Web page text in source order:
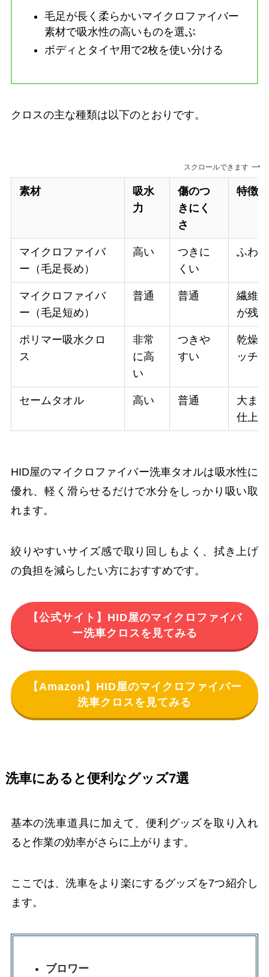
毛足が長く柔らかいマイクロファイバー
素材で吸水性の高いものを選ぶ
ボディとタイヤ用で2枚を使い分ける
クロスの主な種類は以下のとおりです。
スクロールできます
素材
吸水
力
傷のつ
きにく
さ
特徴
マイクロファイバ
ー（毛足長め）
高い
つきに
くい
ふわ
マイクロファイバ
ー（毛足短め）
普通 普通
繊維
が残
ポリマー吸水クロ
ス
非常
に高
い
つきや
すい
乾燥
ッチ
セームタオル 高い 普通
大ま
仕上
HID屋のマイクロファイバー洗車タオルは吸水性に
優れ、軽く滑らせるだけで水分をしっかり吸い取
れます。
絞りやすいサイズ感で取り回しもよく、拭き上げ
の負担を減らしたい方におすすめです。
【公式サイト】HID屋のマイクロファイバ
ー洗車クロスを見てみる
【Amazon】HID屋のマイクロファイバー
洗車クロスを見てみる
洗車にあると便利なグッズ7選
基本の洗車道具に加えて、便利グッズを取り入れ
ると作業の効率がさらに上がります。
ここでは、洗車をより楽にするグッズを7つ紹介し
ます。
ブロワー